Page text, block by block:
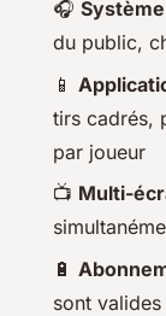
🎧
du public,
📱
tirs cadrés,
par joueur
📺 Multi-
🔋
sont valides